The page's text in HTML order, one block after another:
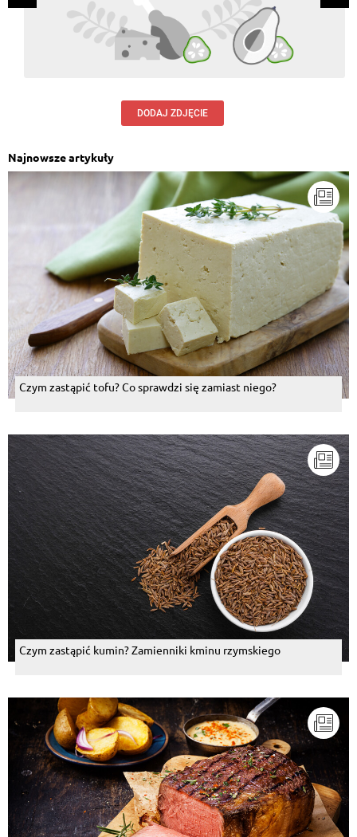
DODAJ ZDJĘCIE
Najnowsze artykuły
Czym zastąpić tofu? Co sprawdzi się zamiast niego?
Czym zastąpić kumin? Zamienniki kminu rzymskiego